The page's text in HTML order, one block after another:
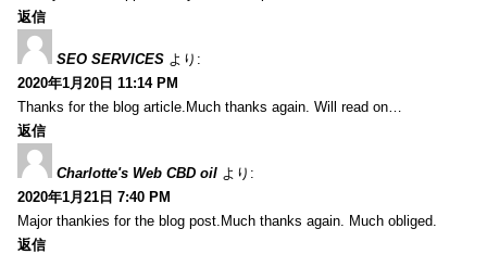
返信
SEO SERVICES より:
2020年1月20日 11:14 PM
Thanks for the blog article.Much thanks again. Will read on…
返信
Charlotte's Web CBD oil より:
2020年1月21日 7:40 PM
Major thankies for the blog post.Much thanks again. Much obliged.
返信